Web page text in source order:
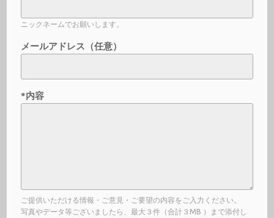
ニックネームでお願いします。
メールアドレス（任意）
*内容
ご提供いただける情報・ご意見・ご要望の内容をご入力ください。
写真やデータ等ございましたら、最大３件（合計３MB ）まで添付し